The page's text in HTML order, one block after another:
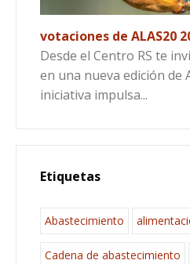
votaciones de ALAS20
Desde el Centro RS te
en una nueva edición de
iniciativa impulsa...
Etiquetas
Abastecimiento
Cadena de abastecimiento